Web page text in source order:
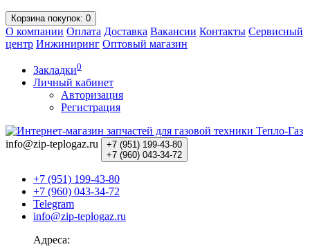
Корзинапокупок: 0
О компании Оплата Доставка Вакансии Контакты Сервисный
центр Инжиниринг Оптовый магазин
Закладки0
Личный кабинет
Авторизация
Регистрация
info@zip-teplogaz.ru +7 (951) 199-43-80
+7 (960) 043-34-72
+7 (951) 199-43-80
+7 (960) 043-34-72
Telegram
info@zip-teplogaz.ru
Адреса: